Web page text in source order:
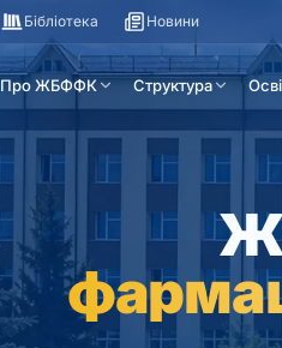
Бібліотека Новини
Про ЖБФФК Структура